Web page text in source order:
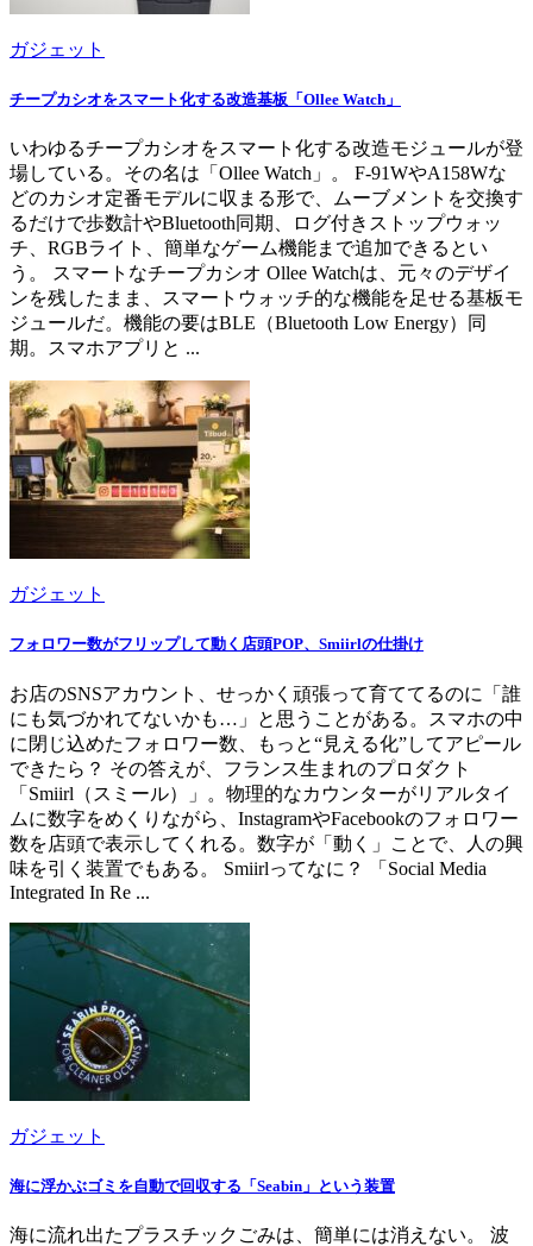
ガジェット
チープカシオをスマート化する改造基板「Ollee Watch」
いわゆるチープカシオをスマート化する改造モジュールが登
場している。その名は「Ollee Watch」。 F-91WやA158Wな
どのカシオ定番モデルに収まる形で、ムーブメントを交換す
るだけで歩数計やBluetooth同期、ログ付きストップウォッ
チ、RGBライト、簡単なゲーム機能まで追加できるとい
う。 スマートなチープカシオ Ollee Watchは、元々のデザイ
ンを残したまま、スマートウォッチ的な機能を足せる基板モ
ジュールだ。機能の要はBLE（Bluetooth Low Energy）同
期。スマホアプリと ...
ガジェット
フォロワー数がフリップして動く店頭POP、Smiirlの仕掛け
お店のSNSアカウント、せっかく頑張って育ててるのに「誰
にも気づかれてないかも…」と思うことがある。スマホの中
に閉じ込めたフォロワー数、もっと“見える化”してアピール
できたら？ その答えが、フランス生まれのプロダクト
「Smiirl（スミール）」。物理的なカウンターがリアルタイ
ムに数字をめくりながら、InstagramやFacebookのフォロワー
数を店頭で表示してくれる。数字が「動く」ことで、人の興
味を引く装置でもある。 Smiirlってなに？ 「Social Media
Integrated In Re ...
ガジェット
海に浮かぶゴミを自動で回収する「Seabin」という装置
海に流れ出たプラスチックごみは、簡単には消えない。 波